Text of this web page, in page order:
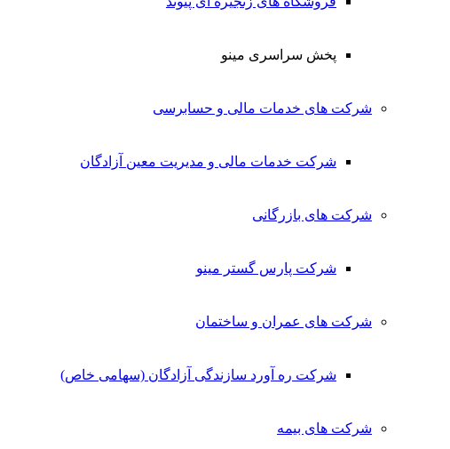
پخش سراسری مینو
شرکت های خدمات مالی و حسابرسی
شرکت خدمات مالی و مدیریت معین آزادگان
شرکت های بازرگانی
شرکت پارس گستر مینو
شرکت های عمران و ساختمان
شرکت ره آورد سازندگی آزادگان (سهامی خاص)
شرکت های بیمه